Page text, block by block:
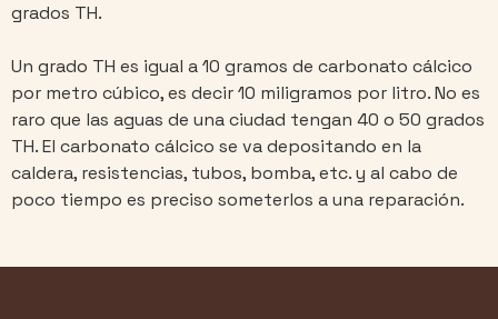
grados TH.
Un grado TH es igual a 10 gramos de carbonato cálcico
por metro cúbico, es decir 10 miligramos por litro. No es
raro que las aguas de una ciudad tengan 40 o 50 grados
TH. El carbonato cálcico se va depositando en la
caldera, resistencias, tubos, bomba, etc. y al cabo de
poco tiempo es preciso someterlos a una reparación.